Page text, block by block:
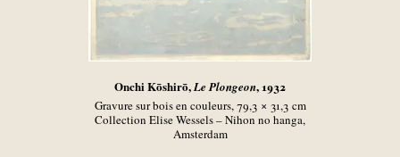
Onchi Kōshirō,Le Plongeon, 1932
Gravure sur bois en couleurs, 79,3 × 31,3 cm
Collection Elise Wessels – Nihon no hanga,
Amsterdam